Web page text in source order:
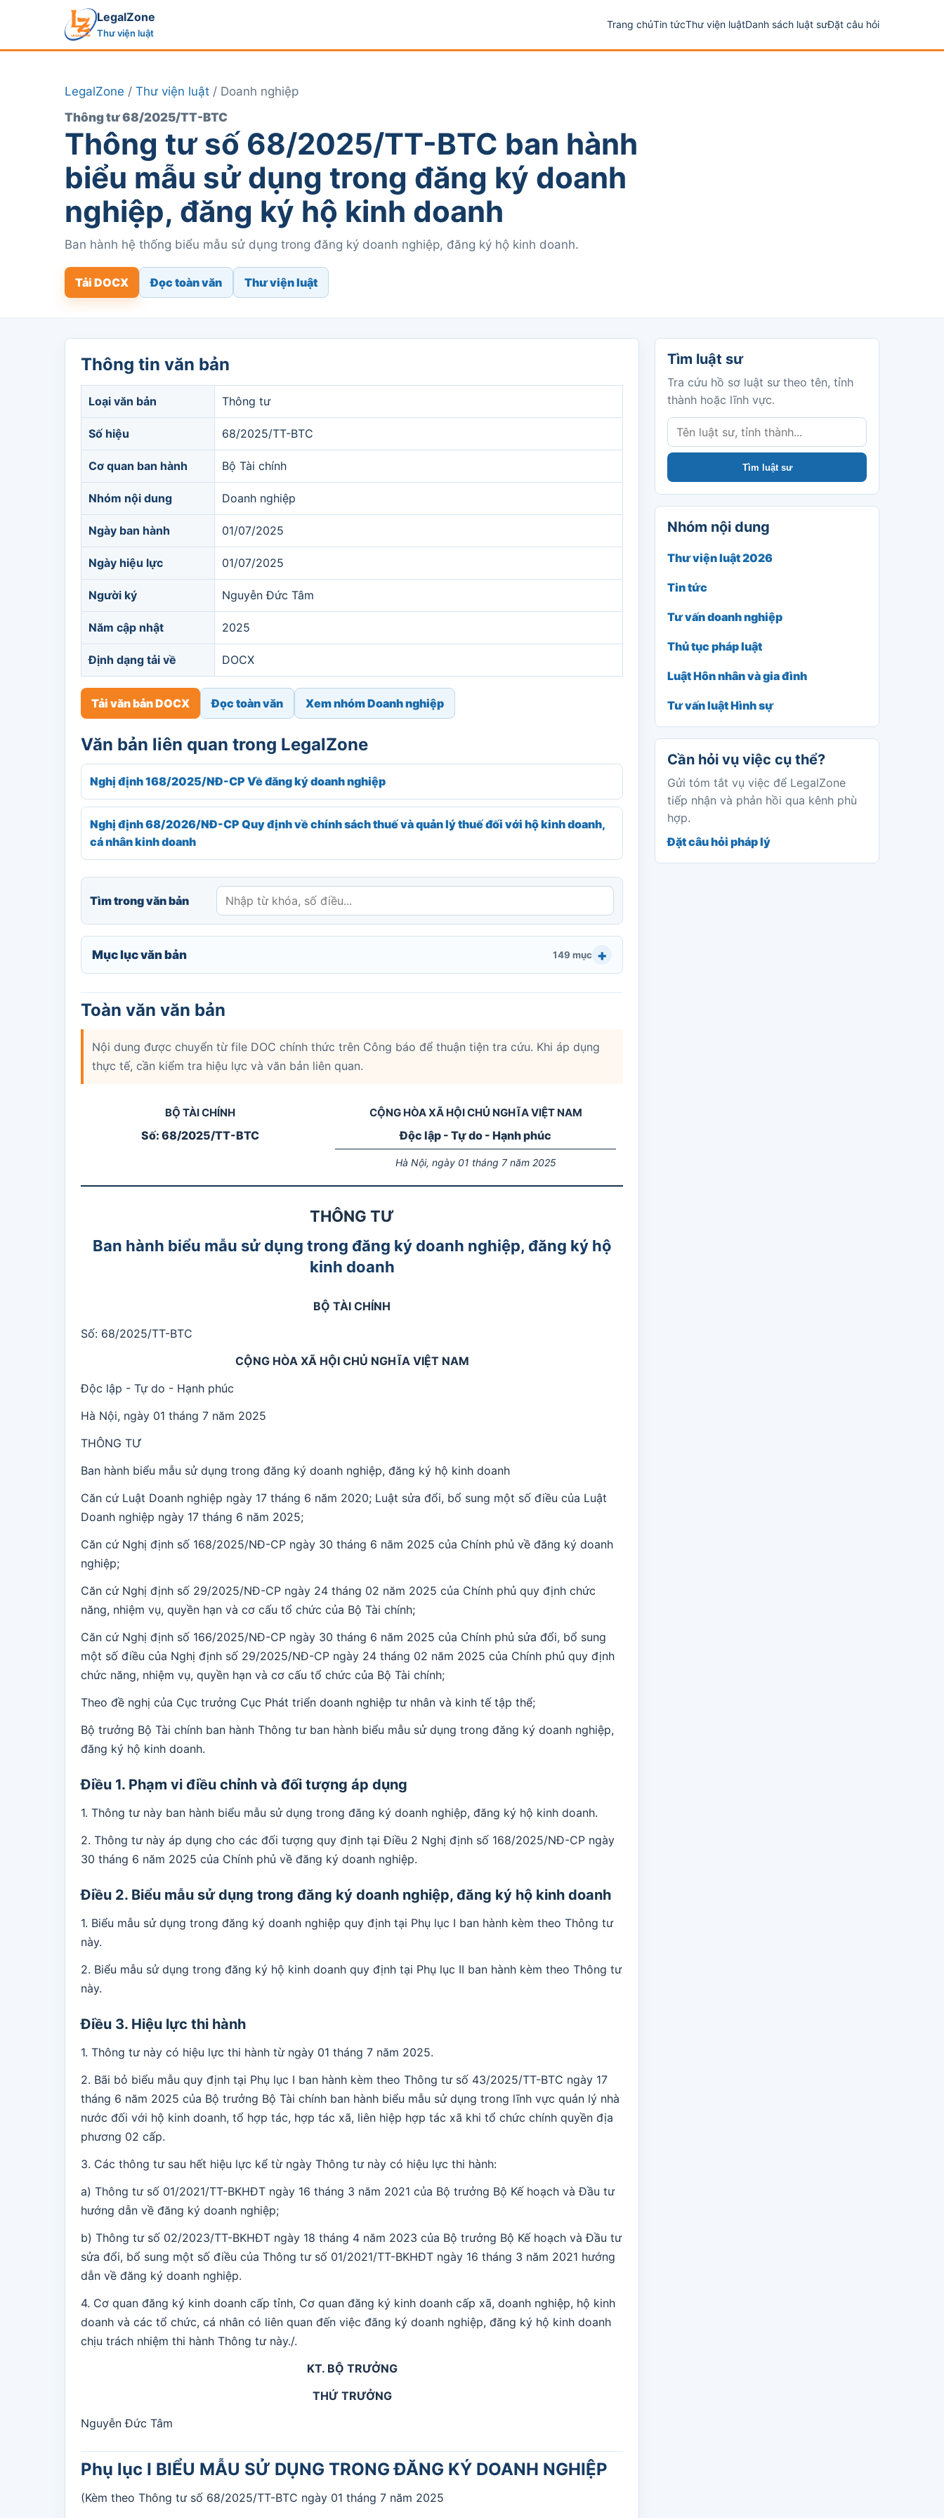
LegalZone
Thư viện luật
Trang chủTin tứcThư viện luậtDanh sách luật sưĐặt câu hỏi
LegalZone / Thư viện luật / Doanh nghiệp
Thông tư 68/2025/TT-BTC
Thông tư số 68/2025/TT-BTC ban hành
biểu mẫu sử dụng trong đăng ký doanh
nghiệp, đăng ký hộ kinh doanh
Ban hành hệ thống biểu mẫu sử dụng trong đăng ký doanh nghiệp, đăng ký hộ kinh doanh.
Tải DOCX Đọc toàn văn Thư viện luật
Thông tin văn bản
Loại văn bản Thông tư
Số hiệu 68/2025/TT-BTC
Cơ quan ban hành Bộ Tài chính
Nhóm nội dung Doanh nghiệp
Ngày ban hành 01/07/2025
Ngày hiệu lực 01/07/2025
Người ký Nguyễn Đức Tâm
Năm cập nhật 2025
Định dạng tải về DOCX
Tải văn bản DOCX Đọc toàn văn Xem nhóm Doanh nghiệp
Văn bản liên quan trong LegalZone
Nghị định 168/2025/NĐ-CP Về đăng ký doanh nghiệp
Nghị định 68/2026/NĐ-CP Quy định về chính sách thuế và quản lý thuế đối với hộ kinh doanh,
cá nhân kinh doanh
Tìm trong văn bản
Mục lục văn bản 149 mục
Toàn văn văn bản
Nội dung được chuyển từ file DOC chính thức trên Công báo để thuận tiện tra cứu. Khi áp dụng
thực tế, cần kiểm tra hiệu lực và văn bản liên quan.
BỘ TÀI CHÍNH
Số: 68/2025/TT-BTC
CỘNG HÒA XÃ HỘI CHỦ NGHĨA VIỆT NAM
Độc lập - Tự do - Hạnh phúc
Hà Nội, ngày 01 tháng 7 năm 2025
THÔNG TƯ
Ban hành biểu mẫu sử dụng trong đăng ký doanh nghiệp, đăng ký hộ
kinh doanh
BỘ TÀI CHÍNH
Số: 68/2025/TT-BTC
CỘNG HÒA XÃ HỘI CHỦ NGHĨA VIỆT NAM
Độc lập - Tự do - Hạnh phúc
Hà Nội, ngày 01 tháng 7 năm 2025
THÔNG TƯ
Ban hành biểu mẫu sử dụng trong đăng ký doanh nghiệp, đăng ký hộ kinh doanh
Căn cứ Luật Doanh nghiệp ngày 17 tháng 6 năm 2020; Luật sửa đổi, bổ sung một số điều của Luật
Doanh nghiệp ngày 17 tháng 6 năm 2025;
Căn cứ Nghị định số 168/2025/NĐ-CP ngày 30 tháng 6 năm 2025 của Chính phủ về đăng ký doanh
nghiệp;
Căn cứ Nghị định số 29/2025/NĐ-CP ngày 24 tháng 02 năm 2025 của Chính phủ quy định chức
năng, nhiệm vụ, quyền hạn và cơ cấu tổ chức của Bộ Tài chính;
Căn cứ Nghị định số 166/2025/NĐ-CP ngày 30 tháng 6 năm 2025 của Chính phủ sửa đổi, bổ sung
một số điều của Nghị định số 29/2025/NĐ-CP ngày 24 tháng 02 năm 2025 của Chính phủ quy định
chức năng, nhiệm vụ, quyền hạn và cơ cấu tổ chức của Bộ Tài chính;
Theo đề nghị của Cục trưởng Cục Phát triển doanh nghiệp tư nhân và kinh tế tập thể;
Bộ trưởng Bộ Tài chính ban hành Thông tư ban hành biểu mẫu sử dụng trong đăng ký doanh nghiệp,
đăng ký hộ kinh doanh.
Điều 1. Phạm vi điều chỉnh và đối tượng áp dụng
1. Thông tư này ban hành biểu mẫu sử dụng trong đăng ký doanh nghiệp, đăng ký hộ kinh doanh.
2. Thông tư này áp dụng cho các đối tượng quy định tại Điều 2 Nghị định số 168/2025/NĐ-CP ngày
30 tháng 6 năm 2025 của Chính phủ về đăng ký doanh nghiệp.
Điều 2. Biểu mẫu sử dụng trong đăng ký doanh nghiệp, đăng ký hộ kinh doanh
1. Biểu mẫu sử dụng trong đăng ký doanh nghiệp quy định tại Phụ lục I ban hành kèm theo Thông tư
này.
2. Biểu mẫu sử dụng trong đăng ký hộ kinh doanh quy định tại Phụ lục II ban hành kèm theo Thông tư
này.
Điều 3. Hiệu lực thi hành
1. Thông tư này có hiệu lực thi hành từ ngày 01 tháng 7 năm 2025.
2. Bãi bỏ biểu mẫu quy định tại Phụ lục I ban hành kèm theo Thông tư số 43/2025/TT-BTC ngày 17
tháng 6 năm 2025 của Bộ trưởng Bộ Tài chính ban hành biểu mẫu sử dụng trong lĩnh vực quản lý nhà
nước đối với hộ kinh doanh, tổ hợp tác, hợp tác xã, liên hiệp hợp tác xã khi tổ chức chính quyền địa
phương 02 cấp.
3. Các thông tư sau hết hiệu lực kể từ ngày Thông tư này có hiệu lực thi hành:
a) Thông tư số 01/2021/TT-BKHĐT ngày 16 tháng 3 năm 2021 của Bộ trưởng Bộ Kế hoạch và Đầu tư
hướng dẫn về đăng ký doanh nghiệp;
b) Thông tư số 02/2023/TT-BKHĐT ngày 18 tháng 4 năm 2023 của Bộ trưởng Bộ Kế hoạch và Đầu tư
sửa đổi, bổ sung một số điều của Thông tư số 01/2021/TT-BKHĐT ngày 16 tháng 3 năm 2021 hướng
dẫn về đăng ký doanh nghiệp.
4. Cơ quan đăng ký kinh doanh cấp tỉnh, Cơ quan đăng ký kinh doanh cấp xã, doanh nghiệp, hộ kinh
doanh và các tổ chức, cá nhân có liên quan đến việc đăng ký doanh nghiệp, đăng ký hộ kinh doanh
chịu trách nhiệm thi hành Thông tư này./.
KT. BỘ TRƯỞNG
THỨ TRƯỞNG
Nguyễn Đức Tâm
Phụ lục I BIỂU MẪU SỬ DỤNG TRONG ĐĂNG KÝ DOANH NGHIỆP
(Kèm theo Thông tư số 68/2025/TT-BTC ngày 01 tháng 7 năm 2025
Tìm luật sư
Tra cứu hồ sơ luật sư theo tên, tỉnh
thành hoặc lĩnh vực.
Tìm luật sư
Tìm luật sư
Nhóm nội dung
Thư viện luật 2026
Tin tức
Tư vấn doanh nghiệp
Thủ tục pháp luật
Luật Hôn nhân và gia đình
Tư vấn luật Hình sự
Cần hỏi vụ việc cụ thể?
Gửi tóm tắt vụ việc để LegalZone
tiếp nhận và phản hồi qua kênh phù
hợp.
Đặt câu hỏi pháp lý